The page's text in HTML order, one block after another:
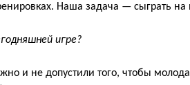
Наша задача — сыграть на
игре?
и не допустили того, чтобы